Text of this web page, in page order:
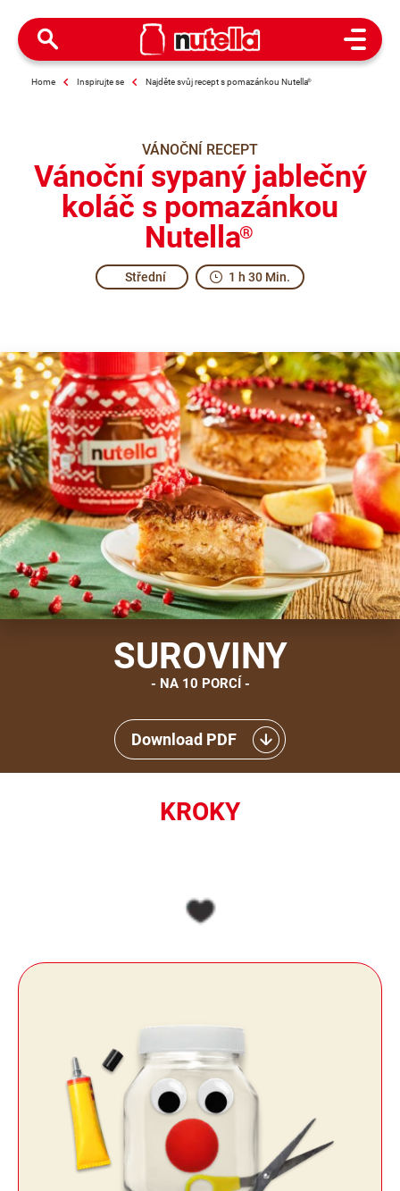
Open
Home Inspirujte se Najděte svůj recept s pomazánkou Nutella®
VÁNOČNÍ RECEPT
Vánoční sypaný jablečný
koláč s pomazánkou
Nutella®
Střední 1 h 30 Min.
SUROVINY
NA 10 PORCÍ
Download PDF
KROKY